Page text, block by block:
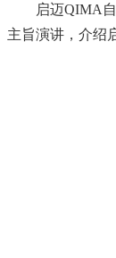
启迈QIMA自成
主旨演讲，介绍